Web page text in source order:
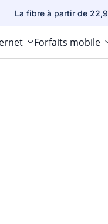
La fibre à partir de
Forfaits mobile